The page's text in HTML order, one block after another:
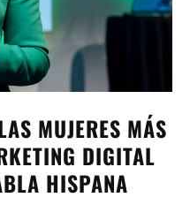
MUJERES MÁS
DIGITAL
HISPANA